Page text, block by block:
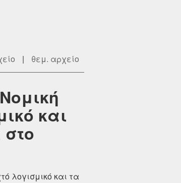
| θεμ. αρχείο
και
λογισμικό και τα